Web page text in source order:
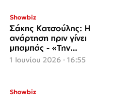
Showbiz
Σάκης Κατσούλης: Η
ανάρτηση πριν γίνει
μπαμπάς - «Την
επόμενη Κυριακή θα
1 Ιουνίου 2026 · 16:55
Showbiz